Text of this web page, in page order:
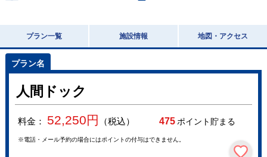
プラン一覧 施設情報 地図・アクセス
人間ドック
料金： 52,250円 （税込） 475ポイント貯まる
※電話・メール予約の場合にはポイントの付与はできません。